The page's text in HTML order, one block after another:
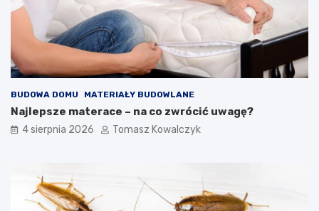
BUDOWA DOMU MATERIAŁY BUDOWLANE
Najlepsze materace – na co zwrócić uwagę?
4 sierpnia 2026 Tomasz Kowalczyk